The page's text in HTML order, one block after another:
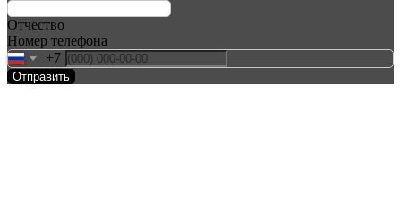
Отчество
Номер телефона
+7
Отправить